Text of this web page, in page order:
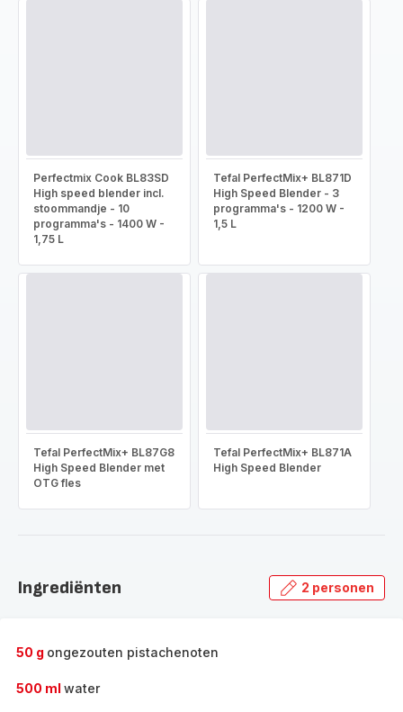
Perfectmix Cook BL83SD
High speed blender incl.
stoommandje - 10
programma's - 1400 W -
1,75 L
Tefal PerfectMix+ BL871D
High Speed Blender - 3
programma's - 1200 W -
1,5 L
Tefal PerfectMix+ BL87G8
High Speed Blender met
OTG fles
Tefal PerfectMix+ BL871A
High Speed Blender
Ingrediënten 2 personen
50 g ongezouten pistachenoten
500 ml water